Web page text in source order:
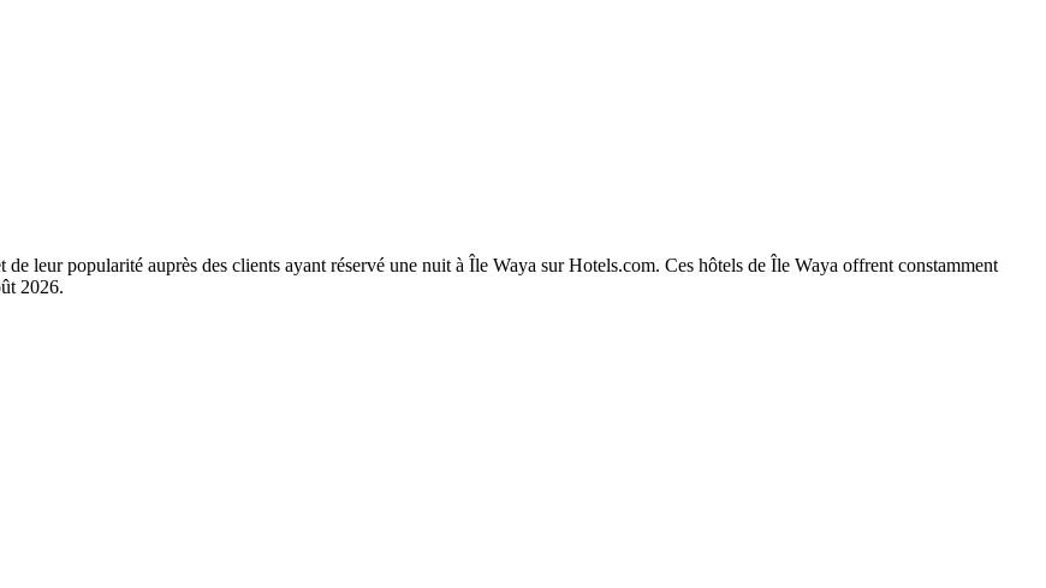
leur popularité auprès des clients ayant réservé une nuit à Île Waya sur Hotels.com. Ces hôtels de Île Waya offrent constamment
2026.